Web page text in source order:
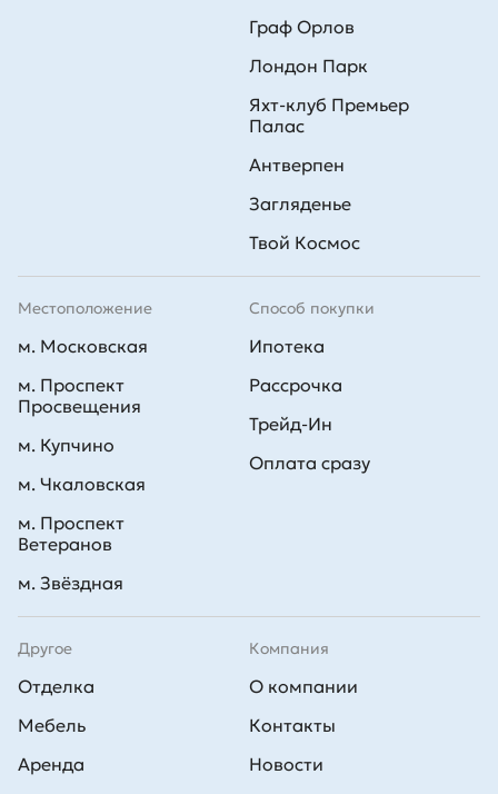
Способ покупки
Ипотека
Рассрочка
Трейд-Ин
Оплата сразу
Граф Орлов
Лондон Парк
Яхт-клуб Премьер
Палас
Антверпен
Загляденье
Твой Космос
Другое
Отделка
Мебель
Аренда
Компания
О компании
Контакты
Новости
Местоположение
м. Московская
м. Проспект
Просвещения
м. Купчино
м. Чкаловская
м. Проспект
Ветеранов
м. Звёздная